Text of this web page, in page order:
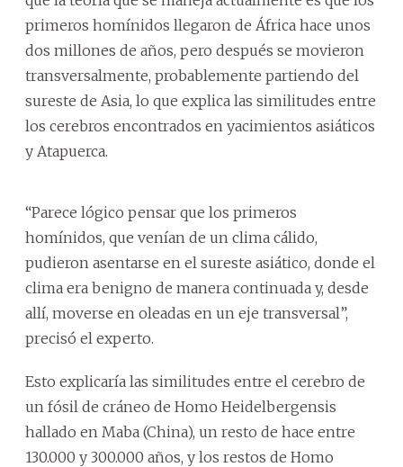
primeros homínidos llegaron de África hace unos
dos millones de años, pero después se movieron
transversalmente, probablemente partiendo del
sureste de Asia, lo que explica las similitudes entre
los cerebros encontrados en yacimientos asiáticos
y Atapuerca.
“Parece lógico pensar que los primeros
homínidos, que venían de un clima cálido,
pudieron asentarse en el sureste asiático, donde el
clima era benigno de manera continuada y, desde
allí, moverse en oleadas en un eje transversal”,
precisó el experto.
Esto explicaría las similitudes entre el cerebro de
un fósil de cráneo de Homo Heidelbergensis
hallado en Maba (China), un resto de hace entre
130.000 y 300.000 años, y los restos de Homo